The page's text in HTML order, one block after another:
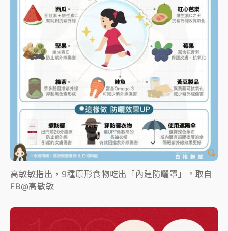
高敏敏指出，9種原形食物吃出「內建防曬罩」。取自
FB@高敏敏